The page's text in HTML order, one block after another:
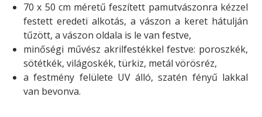
70 x 50 cm méretű feszített pamutvászonra kézzel
festett eredeti alkotás, a vászon a keret hátulján
tűzött, a vászon oldala is le van festve,
minőségi művész akrilfestékkel festve: poroszkék,
sötétkék, világoskék, türkiz, metál vörösréz,
a festmény felülete UV álló, szatén fényű lakkal
van bevonva.